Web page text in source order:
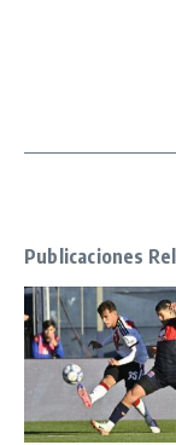
Publicaciones